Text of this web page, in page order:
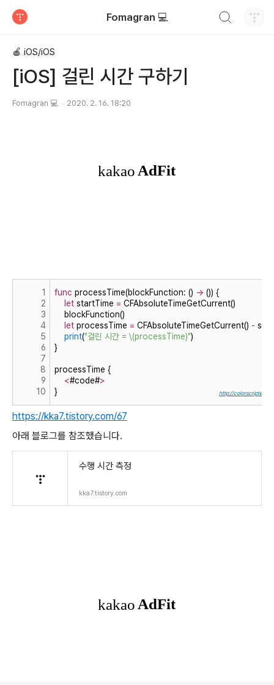
Fomagran 💻
🍎 iOS/iOS
[iOS] 걸린 시간 구하기
Fomagran 💻 2020. 2. 16. 18:20
1
2
3
4
5
6
7
8
9
10
func processTime(blockFunction: () - ()) {
let startTime = CFAbsoluteTimeGetCurrent()
blockFunction()
let processTime = CFAbsoluteTimeGetCurrent() -
print("걸린 시간 = \(processTime)")
}
processTime {
<#code#>
}
http://
https://kka7.tistory.com/67
아래 블로그를 참조했습니다.
수행 시간 측정
kka7.tistory.com